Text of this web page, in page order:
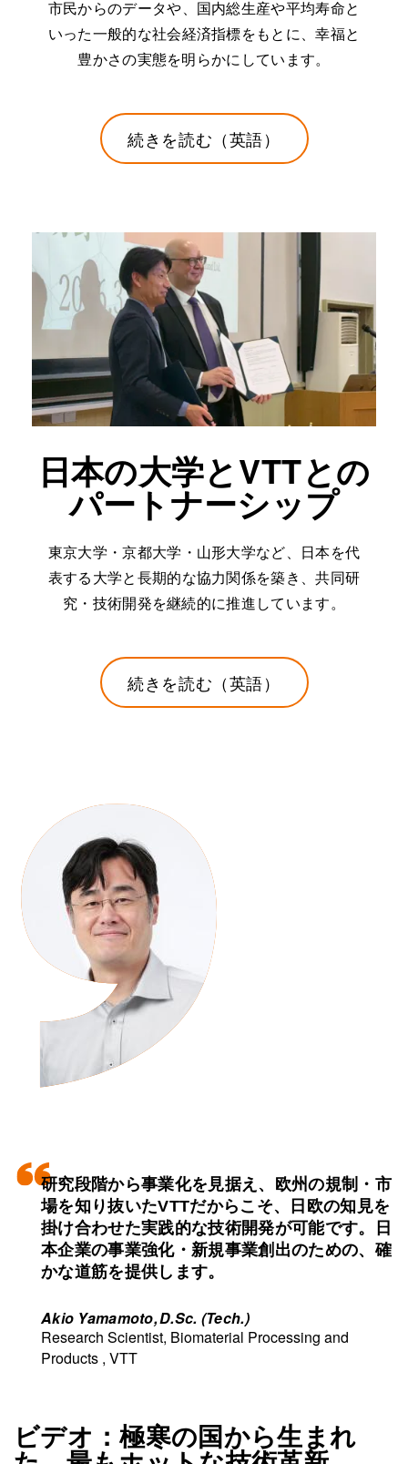
市民からのデータや、国内総生産や平均寿命と
いった一般的な社会経済指標をもとに、幸福と
豊かさの実態を明らかにしています。
続きを読む（英語）
日本の大学とVTTとの
パートナーシップ
東京大学・京都大学・山形大学など、日本を代
表する大学と長期的な協力関係を築き、共同研
究・技術開発を継続的に推進しています。
続きを読む（英語）
研究段階から事業化を見据え、欧州の規制・市
場を知り抜いたVTTだからこそ、日欧の知見を
掛け合わせた実践的な技術開発が可能です。日
本企業の事業強化・新規事業創出のための、確
かな道筋を提供します。
Akio Yamamoto, D.Sc. (Tech.)
Research Scientist, Biomaterial Processing and
Products , VTT
ビデオ：極寒の国から生まれ